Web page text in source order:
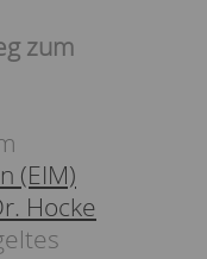
zum
(EIM)
Hocke